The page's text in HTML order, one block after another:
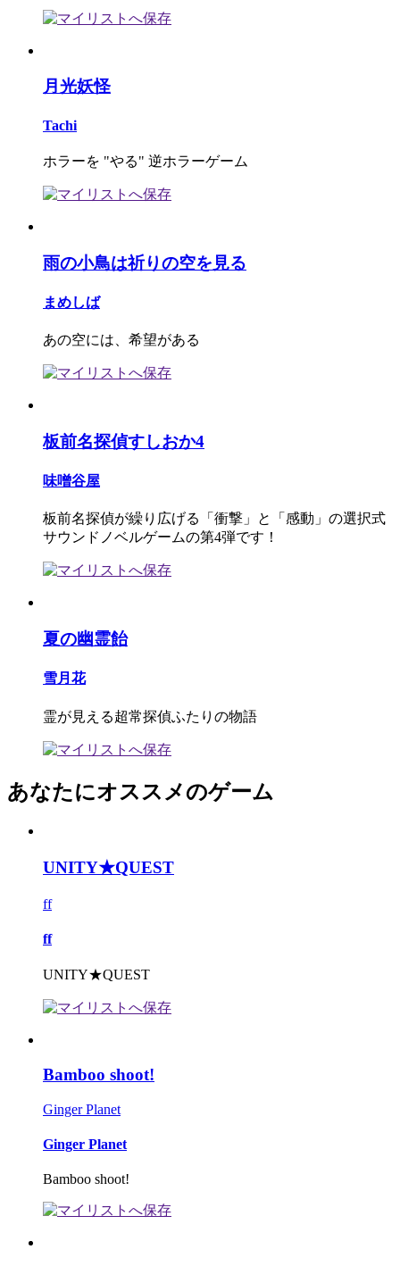
月光妖怪
Tachi
ホラーを "やる" 逆ホラーゲーム
雨の小鳥は祈りの空を見る
まめしば
あの空には、希望がある
板前名探偵すしおか4
味噌谷屋
板前名探偵が繰り広げる「衝撃」と「感動」の選択式
サウンドノベルゲームの第4弾です！
夏の幽霊飴
雪月花
霊が見える超常探偵ふたりの物語
あなたにオススメのゲーム
UNITY★QUEST
ff
ff
UNITY★QUEST
Bamboo shoot!
Ginger Planet
Ginger Planet
Bamboo shoot!